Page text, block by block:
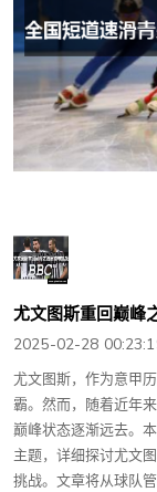
尤文图斯重回巅峰
2025-02-28
尤文图斯，作为意甲
霸。然而，随着近年
巅峰状态逐渐远去。
主题，详细探讨尤文
挑战。文章将从球队